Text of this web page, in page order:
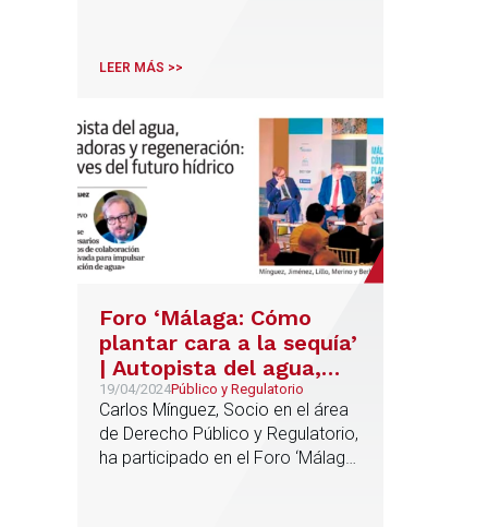
gas renovable y del hidrógeno
LEER MÁS >>
Foro ‘Málaga: Cómo
plantar cara a la sequía’
| Autopista del agua,
desaladoras y
regeneración: las llaves
del futuro hídrico
19/04/2024Público y Regulatorio
Carlos Mínguez, Socio en el área
de Derecho Público y Regulatorio,
ha participado en el Foro ‘Málaga: